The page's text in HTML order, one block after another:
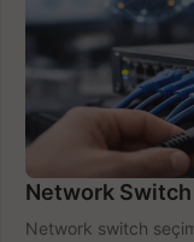
Network
Network switch